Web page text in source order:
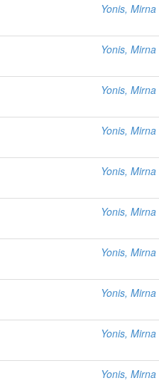
Yonis, Mirna
Yonis, Mirna
Yonis, Mirna
Yonis, Mirna
Yonis, Mirna
Yonis, Mirna
Yonis, Mirna
Yonis, Mirna
Yonis, Mirna
Yonis, Mirna